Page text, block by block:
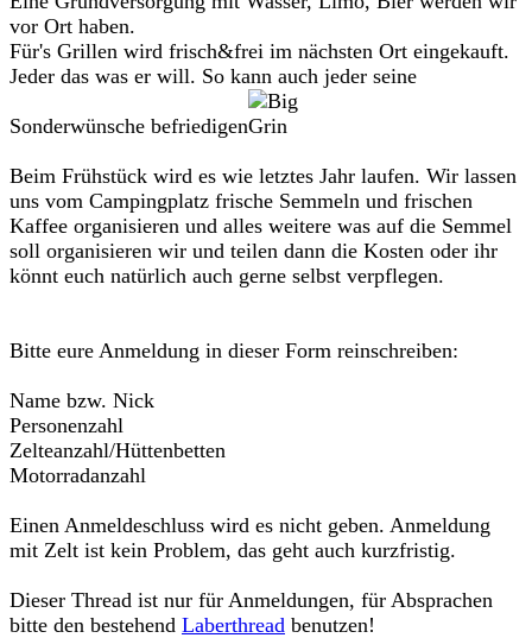
vor Ort haben.
Für's Grillen wird frisch&frei im nächsten Ort eingekauft.
Jeder das was er will. So kann auch jeder seine
Sonderwünsche befriedigen
Beim Frühstück wird es wie letztes Jahr laufen. Wir lassen
uns vom Campingplatz frische Semmeln und frischen
Kaffee organisieren und alles weitere was auf die Semmel
soll organisieren wir und teilen dann die Kosten oder ihr
könnt euch natürlich auch gerne selbst verpflegen.
Bitte eure Anmeldung in dieser Form reinschreiben:
Name bzw. Nick
Personenzahl
Zelteanzahl/Hüttenbetten
Motorradanzahl
Einen Anmeldeschluss wird es nicht geben. Anmeldung
mit Zelt ist kein Problem, das geht auch kurzfristig.
Dieser Thread ist nur für Anmeldungen, für Absprachen
bitte den bestehend Laberthread benutzen!